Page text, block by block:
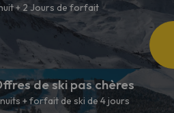
+ 2 Jours de forfait
de ski pas chères
+ forfait de ski de 4 jours